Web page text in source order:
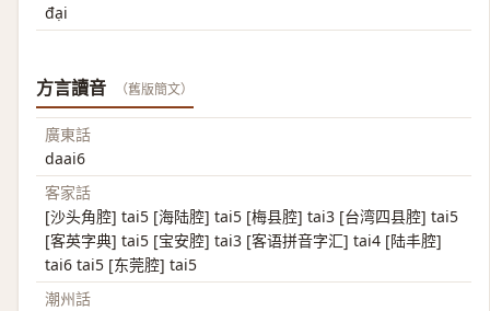
đại
方言讀音 （舊版簡文）
廣東話
daai6
客家話
[沙头角腔] tai5 [海陆腔] tai5 [梅县腔] tai3 [台湾四县腔] tai5
[客英字典] tai5 [宝安腔] tai3 [客语拼音字汇] tai4 [陆丰腔]
tai6 tai5 [东莞腔] tai5
潮州話